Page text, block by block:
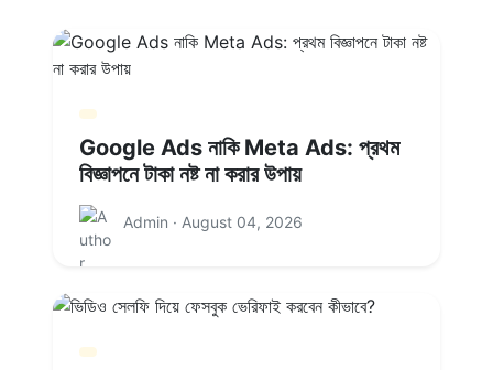
Google Ads নাকি Meta Ads: প্রথম
বিজ্ঞাপনে টাকা নষ্ট না করার উপায়
Admin · August 04, 2026